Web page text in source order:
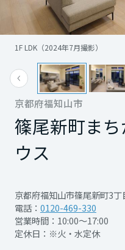
建築事例・建築実例
デザイナーズギャラリー
インテリア
住まいづくりガイド
買う
中古住宅検索
スムストック検索
賃貸併用住宅
店舗・各種施設
土地活用モデルルーム見
土地活用実例
法人のお客さま
社宅建築
医療・介護・子育て・障
ミサワリフォームとは
リフォームの流れ
リフォームメニュー
リフォーム事例
事業用
ホテル・旅館リフォーム
複合開発・投資開発
複合開発事業（
再開発・官民連携事業
分譲マンション開発事業
収益不動産・投資開発事業
事業用売買
オーナーサポート
サポートメニュー
住まいるりんぐ（ロング
保証制度
アフターメンテナンス
ミサワリフォーム
ご相談窓口
企 業・IR情報
企業・IR
ニュース
ミサワホームグループ
IR情報
展示場・イベント情報
カタログ請求
住まいのご相談
京都府福知山市
篠尾新町ま
ウス
京都府福知山市篠尾新町3丁
電話： 0120-469-330
営業時間：10:00～17:00
定休日：※火・水定休
1F LDK（2024年7月撮影）
青森県
岩手県
宮城県
山形県
※現地には係員が常
にご予約の上、ご
詳細はお気軽にお
開催日時